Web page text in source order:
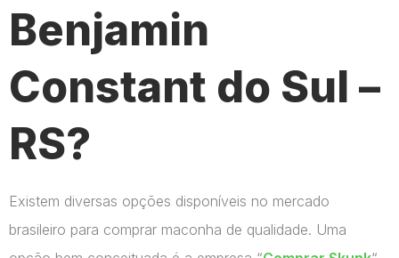
Benjamin
Constant do Sul –
RS?
Existem diversas opções disponíveis no mercado
brasileiro para comprar maconha de qualidade. Uma